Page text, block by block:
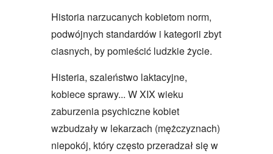
Historia narzucanych kobietom norm,
podwójnych standardów i kategorii zbyt
ciasnych, by pomieścić ludzkie życie.
Histeria, szaleństwo laktacyjne,
kobiece sprawy... W XIX wieku
zaburzenia psychiczne kobiet
wzbudzały w lekarzach (mężczyznach)
niepokój, który często przeradzał się w